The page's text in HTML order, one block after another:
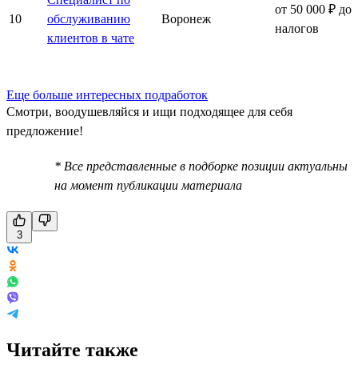
10
обслуживанию
клиентов в чате
Воронеж
от 50 000 ₽ до
налогов
Еще больше интересных подработок
Смотри, воодушевляйся и ищи подходящее для себя
предложение!
* Все представленные в подборке позиции актуальны
на момент публикации материала
3
Читайте также